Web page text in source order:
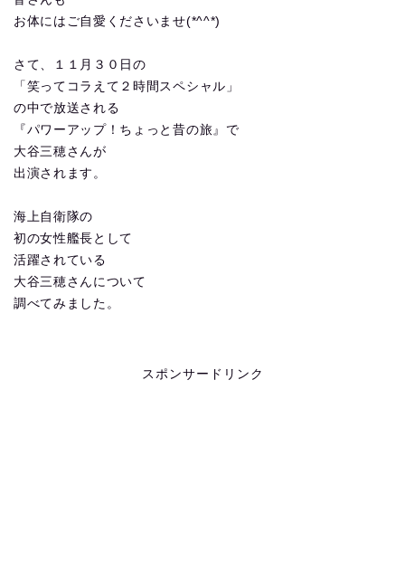
お体にはご自愛くださいませ(*^^*)
さて、１１月３０日の
「笑ってコラえて２時間スペシャル」
の中で放送される
『パワーアップ！ちょっと昔の旅』で
大谷三穂さんが
出演されます。
海上自衛隊の
初の女性艦長として
活躍されている
大谷三穂さんについて
調べてみました。
スポンサードリンク